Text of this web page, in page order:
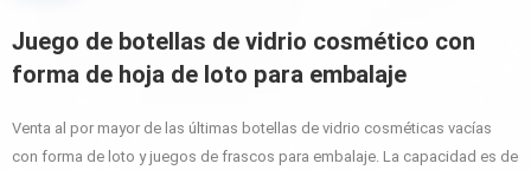
Juego de botellas de vidrio cosmético con
forma de hoja de loto para embalaje
Venta al por mayor de las últimas botellas de vidrio cosméticas vacías
con forma de loto y juegos de frascos para embalaje. La capacidad es de